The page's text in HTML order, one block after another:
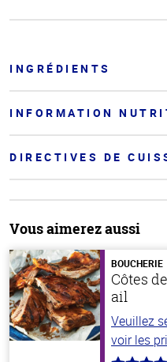
INGRÉDIENTS
INFORMATION
DIRECTIVES DE
Vous aimerez aussi
BOUCHERIE
Côtes
ail
Veuillez
voir les